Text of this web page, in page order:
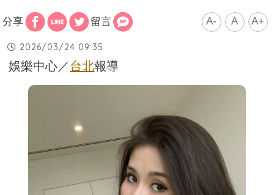
分享 留言 A- A A+
2026/03/24 09:35
娛樂中心／台北報導